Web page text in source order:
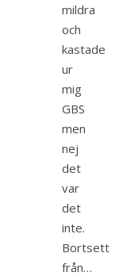
mildra
och
kastade
ur
mig
GBS
men
nej
det
var
det
inte.
Bortsett
från…